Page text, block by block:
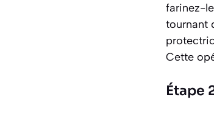
farinez-
tournant
Cette
Étape